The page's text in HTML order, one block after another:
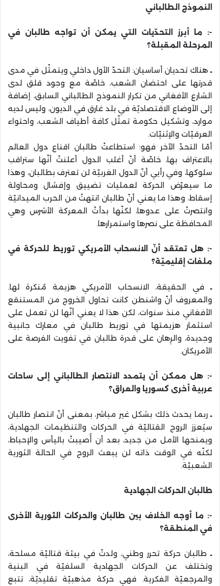
النموذج الطالباني
-: ما أبرز التحدّيات التي يمكن أن تواجه طالبان في
المرحلة المقبلة؟
ـ هناك تحديان أساسيان: التحدّ الأول داخلي ويتمثّل في مدى
قدرتها على احتضان الشعب، خاصّة مع وجود قلق لدى
الشارع الأفغاني من تكرار النموذج الطالباني السابق، إضافة
إلى الأوضاع الاقتصاديّة في بلد غارق في الديون، وليس لديه
موارد، وتشكيل حكومة تمثّل كافة أطياف الشعب، واحتواء
العرقيّات والإثنيّات.
أمّا التحدّ الآخر فهو: استطاعتْ طالبان اقناع دول العالم
بالاعتراف بها، خاصّة أنّ أغلب الدول أعلنتْ أنّها ستراقب
سلوكها، وفي رأيي أنّ الدول الغربيّة لن تعترف بطالبان، وهذا
ما سيعرّض الحركة لعمليات تضييق وإفشال ومحاولة
إسقاط، وهذا ما يعني أنّ طالبان انتهتْ من الحرب الميدانيّة
وانتصرتْ على عدوها، لكنّها بدأتْ المعركة الأشرس وهي
المحافظة على نصرها واستمرارها.
-: هل تعتقد أنّ الانسحاب الأمريكي توريط للحركة في
ملفات إقليميّة؟
ـ في الحقيقة، الانسحاب الأمريكي هزيمة مُنكرة لها.
والمعروف أنّ واشنطن كانت تحاول الخروج من المستنقع
الأفغاني منذ سنوات، لكن هذا لا يعني أنّها لن تعمل على
استثمار هزيمتها في توريط طالبان في معارك جانبية
وجديدة، والرِهان على قدرة طالبان في تفويت الفرصة على
الأمريكان.
-: هل ممكن أن يتمدد الانتصار الطالباني إلى ساحات
عربية أخرى كسوريا والعراق؟
ـربما يحدث ذلك بشكل غير مباشر، بمعنى أنّ انتصار طالبان
سيُعزز الروح القتاليّة في الحركات والتنظيمات الجهادية،
ويمنحها الأمل من جديد، بعد أن أُصيبتْ باليأس والإحباط،
لكنّه في الوقت ذاته لن يبعث الروح في الحالة الثورية
الشعبيّة.
طالبان الحركات الجهادية
-: ما أوجه الخلاف بين طالبان والحركات الثورية الأخرى
في المنطقة؟
ـ طالبان حركة تحرر وطني، ولدتْ في بيئة قتاليّة مسلحة،
وتختلف عن الحركات الجهادية السلفيّة في البنية
والمرجعيّة الفكرية. فهي حركة مذهبيّة تقليديّة، تتبع